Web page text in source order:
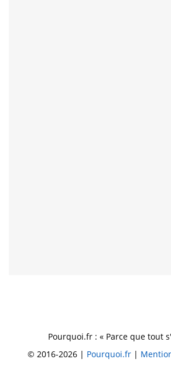
Pourquoi.fr : « Parce que tout
© 2016-2026 | Pourquoi.fr |